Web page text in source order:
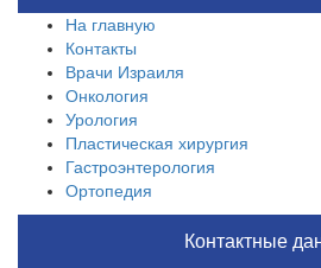
На главную
Контакты
Врачи Израиля
Онкология
Урология
Пластическая хирургия
Гастроэнтерология
Ортопедия
Контактные